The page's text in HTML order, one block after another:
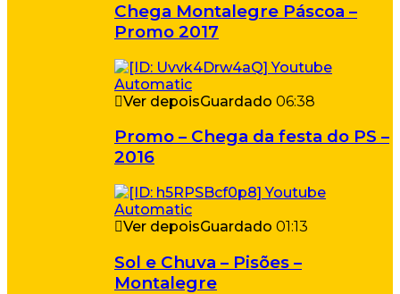
Chega Montalegre Páscoa –
Promo 2017
Ver depoisGuardado 06:38
Promo – Chega da festa do PS –
2016
Ver depoisGuardado 01:13
Sol e Chuva – Pisões –
Montalegre